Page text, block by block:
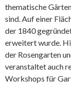
thematische
sind. Auf einer
der 1840
erweitert wurde.
der Rosengarten
veranstaltet auch
Workshops für